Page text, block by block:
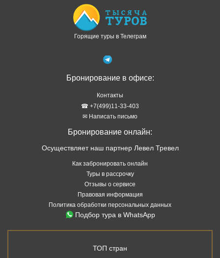
☎ +7(499)11-33-403
✉ Написать письмо
Бронирование онлайн:
Туры в рассрочку
Правовая информация
Политика обработки персональных данных
Подбор тура в WhatsApp
ТОП стран
Туры в Турцию
Туры на Шри Ланку
Туры на Сейшелы
Туры во Вьетнам
Туры в Индию
Туры в Индонезию
Туры в Черногорию
Туры в ОАЭ
ТОП курортов